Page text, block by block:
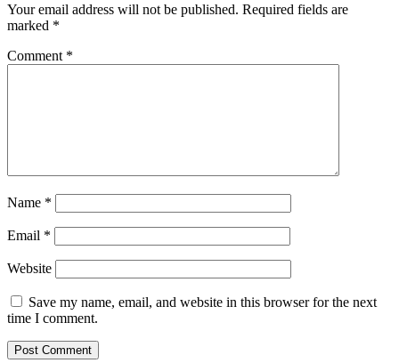
Your email address will not be published. Required fields are
marked *
Comment *
Name *
Email *
Website
Save my name, email, and website in this browser for the next
time I comment.